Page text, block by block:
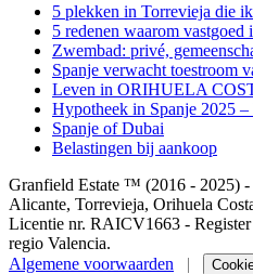
5 plekken in Torrevieja die
5 redenen waarom vastgoed
Zwembad: privé,
Spanje verwacht toestroom
Leven in ORIHUELA
Hypotheek in Spanje 2025 –
Spanje of Dubai
Belastingen bij aankoop
Granfield Estate ™ (2016 - 2025) -
Alicante, Torrevieja, Orihuela
Licentie nr. RAICV1663 - Register
regio Valencia.
Algemene voorwaarden
|